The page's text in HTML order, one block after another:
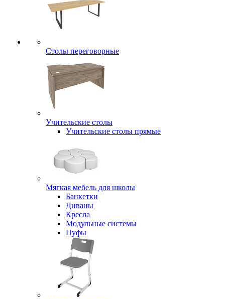
Столы переговорные
Учительские столы
Учительские столы прямые
Мягкая мебель для школы
Банкетки
Диваны
Кресла
Модульные системы
Пуфы